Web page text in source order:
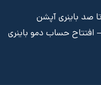
صد باینری آپشن
حساب دمو باینری